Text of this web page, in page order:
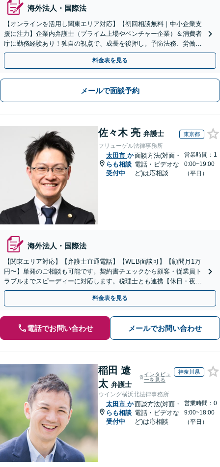
海外法人・国際法
【オンラインを活用し関東エリア対応】【初回相談無料｜中小企業支
援に注力】企業内弁護士（プライム上場やベンチャー企業）＆消費者
庁に勤務経験あり！独自の視点で、成長を後押し。予防法務、労働問
題、債権回収、コンプラ、会社設立・事業再編等幅広く対応
料金表を見る
メールで面談予約
佐々木 亮 弁護士 東京都
フリューゲル法律事務所
太田市 か
らも相談
受付中
面談方法(対面・
電話・ビデオな
ど)は応相談
営業時間：1
0:00~19:00
（平日）
海外法人・国際法
【関東エリア対応】【弁護士直通電話】【WEB面談可】【顧問月1万
円〜】単発のご相談も可能です。契約書チェックから顧客・従業員ト
ラブルまでスピーディーに対応します。税理士とも連携【休日・夜
間・当日相談可】
料金表を見る
電話でお問い合わせ メールでお問い合わせ
稲田 遼
太 弁護士
インタビュ
ーを見る
神奈川県
ウイング横浜北法律事務所
太田市 か
らも相談
受付中
面談方法(対面・
電話・ビデオな
ど)は応相談
営業時間：0
9:00~18:00
（平日）